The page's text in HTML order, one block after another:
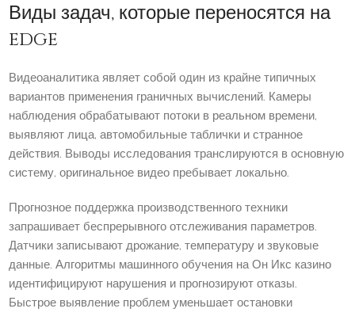
Виды задач, которые переносятся на
edge
Видеоаналитика являет собой один из крайне типичных
вариантов применения граничных вычислений. Камеры
наблюдения обрабатывают потоки в реальном времени,
выявляют лица, автомобильные таблички и странное
действия. Выводы исследования транслируются в основную
систему, оригинальное видео пребывает локально.
Прогнозное поддержка производственного техники
запрашивает беспрерывного отслеживания параметров.
Датчики записывают дрожание, температуру и звуковые
данные. Алгоритмы машинного обучения на Он Икс казино
идентифицируют нарушения и прогнозируют отказы.
Быстрое выявление проблем уменьшает остановки